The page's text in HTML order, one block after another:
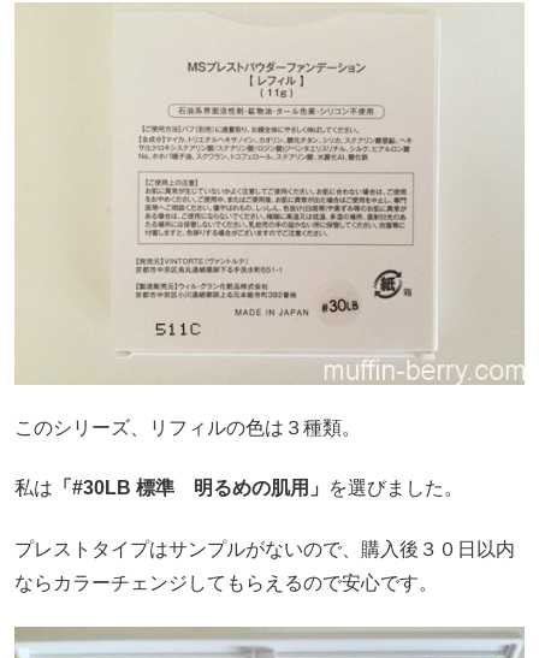
このシリーズ、リフィルの色は３種類。
私は 「#30LB 標準 明るめの肌用」 を選びました。
プレストタイプはサンプルがないので、購入後３０日以内
ならカラーチェンジしてもらえるので安心です。